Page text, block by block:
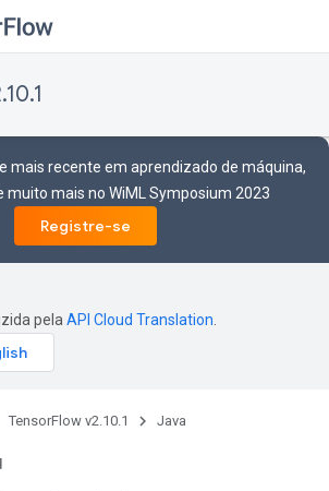
mais recente em aprendizado de máquina,
muito mais no WiML Symposium 2023
Registre-se
pela API Cloud Translation
TensorFlow v2.10.1 Java